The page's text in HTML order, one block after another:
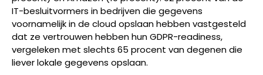
IT-besluitvormers in bedrijven die gegevens
voornamelijk in de cloud opslaan hebben vastgesteld
dat ze vertrouwen hebben hun GDPR-readiness,
vergeleken met slechts 65 procent van degenen die
liever lokale gegevens opslaan.